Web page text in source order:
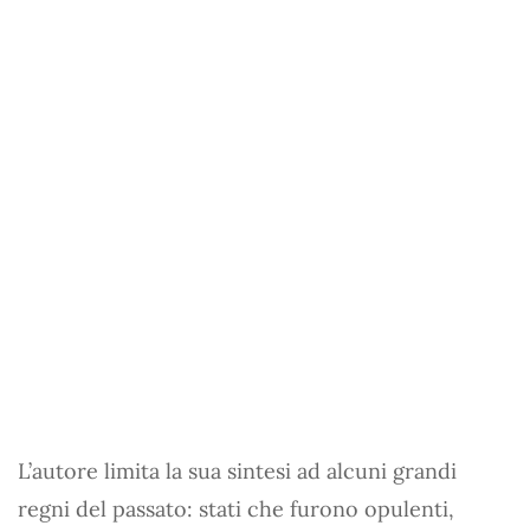
L’autore limita la sua sintesi ad alcuni grandi
regni del passato: stati che furono opulenti,